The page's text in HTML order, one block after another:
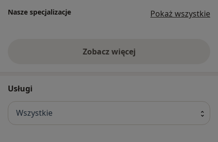
Nasze specjalizacje Pokaż wszystkie
Zobacz więcej
Usługi
Wszystkie